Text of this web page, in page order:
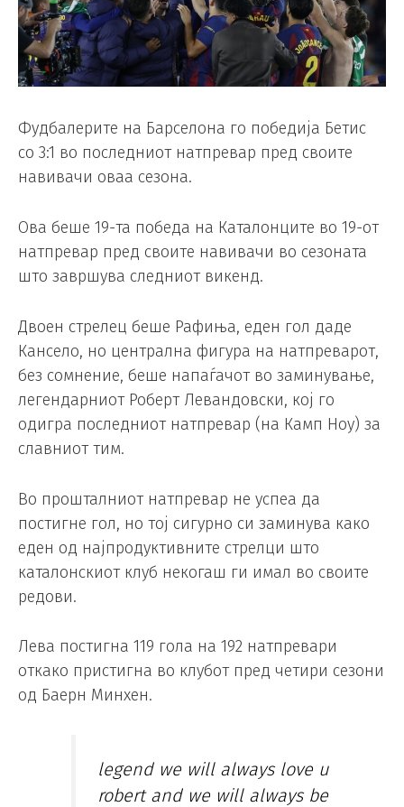
Фудбалерите на Барселона го победија Бетис
со 3:1 во последниот натпревар пред своите
навивачи оваа сезона.
Ова беше 19-та победа на Каталонците во 19-от
натпревар пред своите навивачи во сезоната
што завршува следниот викенд.
Двоен стрелец беше Рафиња, еден гол даде
Кансело, но централна фигура на натпреварот,
без сомнение, беше напаѓачот во заминување,
легендарниот Роберт Левандовски, кој го
одигра последниот натпревар (на Камп Ноу) за
славниот тим.
Во прошталниот натпревар не успеа да
постигне гол, но тој сигурно си заминува како
еден од најпродуктивните стрелци што
каталонскиот клуб некогаш ги имал во своите
редови.
Лева постигна 119 гола на 192 натпревари
откако пристигна во клубот пред четири сезони
од Баерн Минхен.
legend we will always love u
robert and we will always be